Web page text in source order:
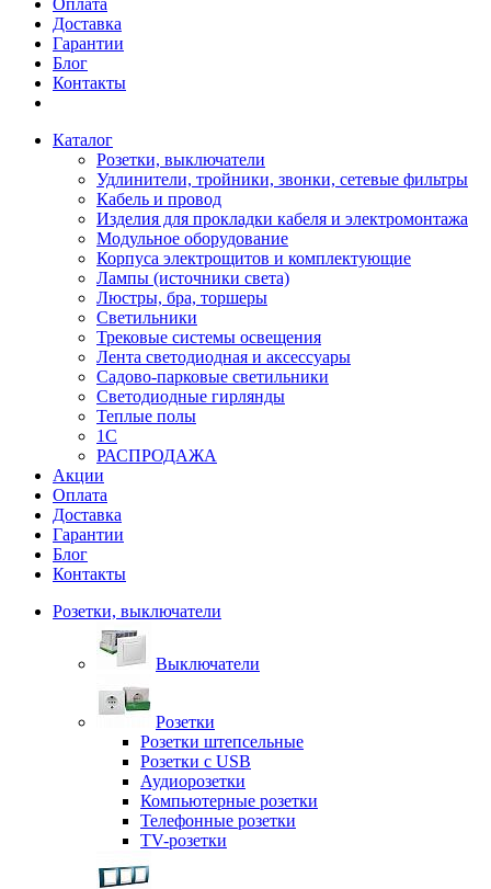
Оплата
Доставка
Гарантии
Блог
Контакты
Каталог
Розетки, выключатели
Удлинители, тройники, звонки, сетевые фильтры
Кабель и провод
Изделия для прокладки кабеля и электромонтажа
Модульное оборудование
Корпуса электрощитов и комплектующие
Лампы (источники света)
Люстры, бра, торшеры
Светильники
Трековые системы освещения
Лента светодиодная и аксессуары
Садово-парковые светильники
Светодиодные гирлянды
Теплые полы
1С
РАСПРОДАЖА
Акции
Оплата
Доставка
Гарантии
Блог
Контакты
Розетки, выключатели
Выключатели
Розетки
Розетки штепсельные
Розетки с USB
Аудиорозетки
Компьютерные розетки
Телефонные розетки
TV-розетки